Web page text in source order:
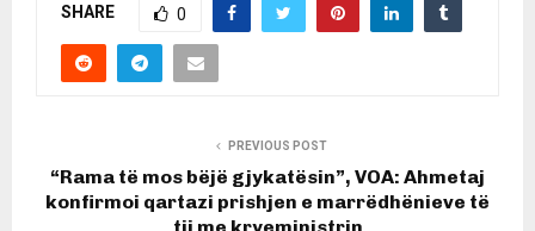
SHARE 0
PREVIOUS POST
“Rama të mos bëjë gjykatësin”, VOA: Ahmetaj
konfirmoi qartazi prishjen e marrëdhënieve të